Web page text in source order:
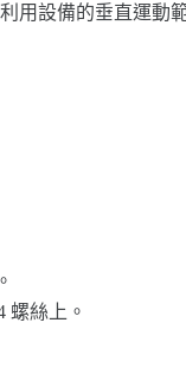
用設備的垂直運動
螺絲上。